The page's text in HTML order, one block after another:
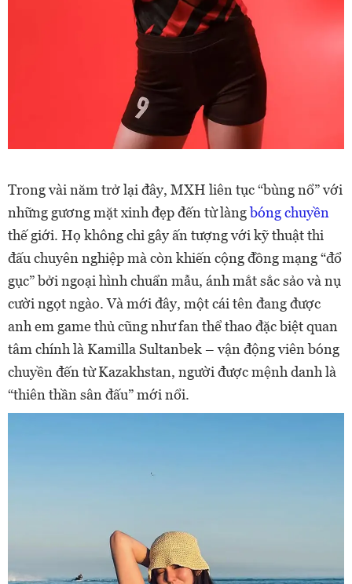
Trong vài năm trở lại đây, MXH liên tục “bùng nổ” với
những gương mặt xinh đẹp đến từ làngbóng chuyền
thế giới. Họ không chỉ gây ấn tượng với kỹ thuật thi
đấu chuyên nghiệp mà còn khiến cộng đồng mạng “đổ
gục” bởi ngoại hình chuẩn mẫu, ánh mắt sắc sảo và nụ
cười ngọt ngào. Và mới đây, một cái tên đang được
anh em game thủ cũng như fan thể thao đặc biệt quan
tâm chính là Kamilla Sultanbek – vận động viên bóng
chuyền đến từ Kazakhstan, người được mệnh danh là
“thiên thần sân đấu” mới nổi.